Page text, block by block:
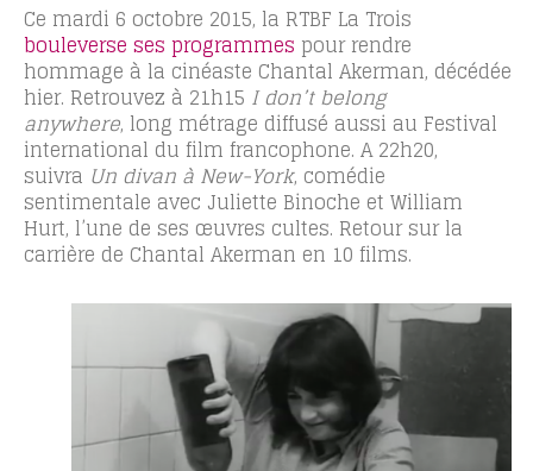
Ce mardi 6 octobre 2015, la RTBF La Trois
bouleverse ses programmes pour rendre
hommage à la cinéaste Chantal Akerman, décédée
hier. Retrouvez à 21h15 I don’t belong
anywhere, long métrage diffusé aussi au Festival
international du film francophone. A 22h20,
suivra Un divan à New-York, comédie
sentimentale avec Juliette Binoche et William
Hurt, l’une de ses œuvres cultes. Retour sur la
carrière de Chantal Akerman en 10 films.